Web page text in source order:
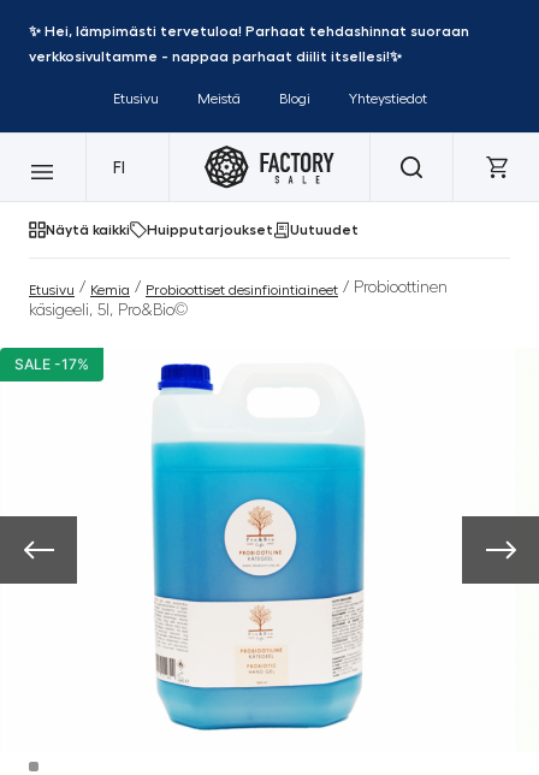
✨ Hei, lämpimästi tervetuloa! Parhaat tehdashinnat suoraan
verkkosivultamme - nappaa parhaat diilit itsellesi!✨
Etusivu Meistä Blogi Yhteystiedot
FI
Näytä kaikki Huipputarjoukset Uutuudet
Etusivu / Kemia / Probioottiset desinfiointiaineet / Probioottinen
käsigeeli, 5l, Pro&Bio©
SALE -17%